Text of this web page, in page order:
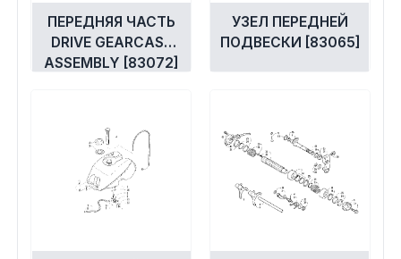
ПЕРЕДНЯЯ ЧАСТЬ
DRIVE GEARCASE
ASSEMBLY [83072]
УЗЕЛ ПЕРЕДНЕЙ
ПОДВЕСКИ [83065]